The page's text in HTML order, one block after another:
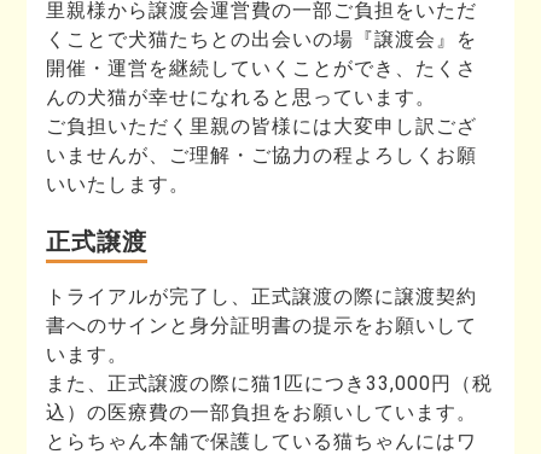
里親様から譲渡会運営費の一部ご負担をいただ
くことで犬猫たちとの出会いの場『譲渡会』を
開催・運営を継続していくことができ、たくさ
んの犬猫が幸せになれると思っています。
ご負担いただく里親の皆様には大変申し訳ござ
いませんが、ご理解・ご協力の程よろしくお願
いいたします。
正式譲渡
トライアルが完了し、正式譲渡の際に譲渡契約
書へのサインと身分証明書の提示をお願いして
います。
また、正式譲渡の際に猫1匹につき33,000円（税
込）の医療費の一部負担をお願いしています。
とらちゃん本舗で保護している猫ちゃんにはワ